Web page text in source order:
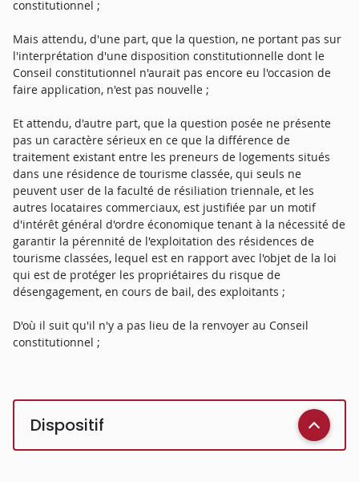
constitutionnel ;
Mais attendu, d'une part, que la question, ne portant pas sur
l'interprétation d'une disposition constitutionnelle dont le
Conseil constitutionnel n'aurait pas encore eu l'occasion de
faire application, n'est pas nouvelle ;
Et attendu, d'autre part, que la question posée ne présente
pas un caractère sérieux en ce que la différence de
traitement existant entre les preneurs de logements situés
dans une résidence de tourisme classée, qui seuls ne
peuvent user de la faculté de résiliation triennale, et les
autres locataires commerciaux, est justifiée par un motif
d'intérêt général d'ordre économique tenant à la nécessité de
garantir la pérennité de l'exploitation des résidences de
tourisme classées, lequel est en rapport avec l'objet de la loi
qui est de protéger les propriétaires du risque de
désengagement, en cours de bail, des exploitants ;
D'où il suit qu'il n'y a pas lieu de la renvoyer au Conseil
constitutionnel ;
Dispositif